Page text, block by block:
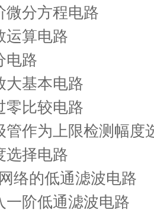
微分方程电路
运算电路
电路
大基本电路
零比较电路
管作为上限检测幅度
选择电路
络的低通滤波电路
一阶低通滤波电路